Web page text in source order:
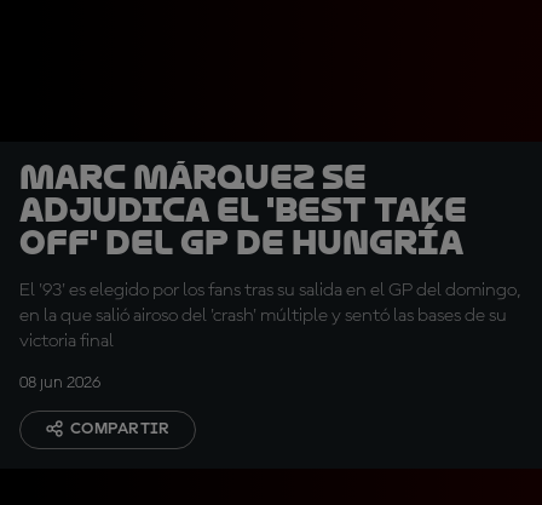
Marc Márquez se
adjudica el 'Best Take
Off' del GP de Hungría
El '93' es elegido por los fans tras su salida en el GP del domingo,
en la que salió airoso del 'crash' múltiple y sentó las bases de su
victoria final
08 jun 2026
COMPARTIR